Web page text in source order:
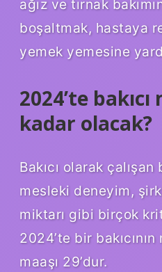
ağız ve tırnak
boşaltmak, hastaya
yemek yemesine
2024’te bakıcı
kadar olacak?
Bakıcı olarak
mesleki deneyim,
miktarı gibi birçok
2024’te bir
maaşı 29’dur.